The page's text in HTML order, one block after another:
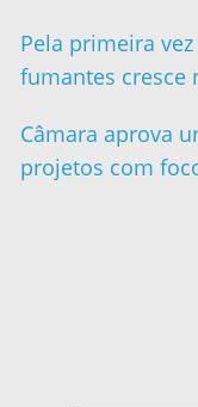
Pela primeira
fumantes cresce
Câmara aprova
projetos com